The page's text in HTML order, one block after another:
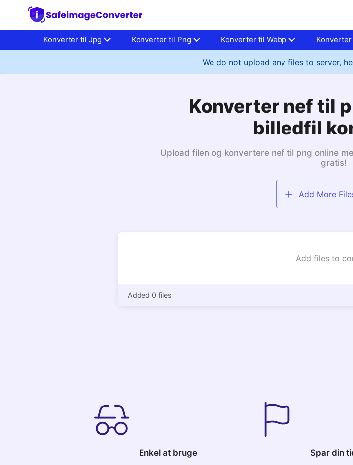
Konverter til Jpg Konverter til Png Konverter til Webp
We do not upload any files to server,
Konverter nef til
billedfil
Upload filen og konvertere nef til png online
gratis!
Add More
Add files to
Added 0 files
Enkel at bruge Spar din